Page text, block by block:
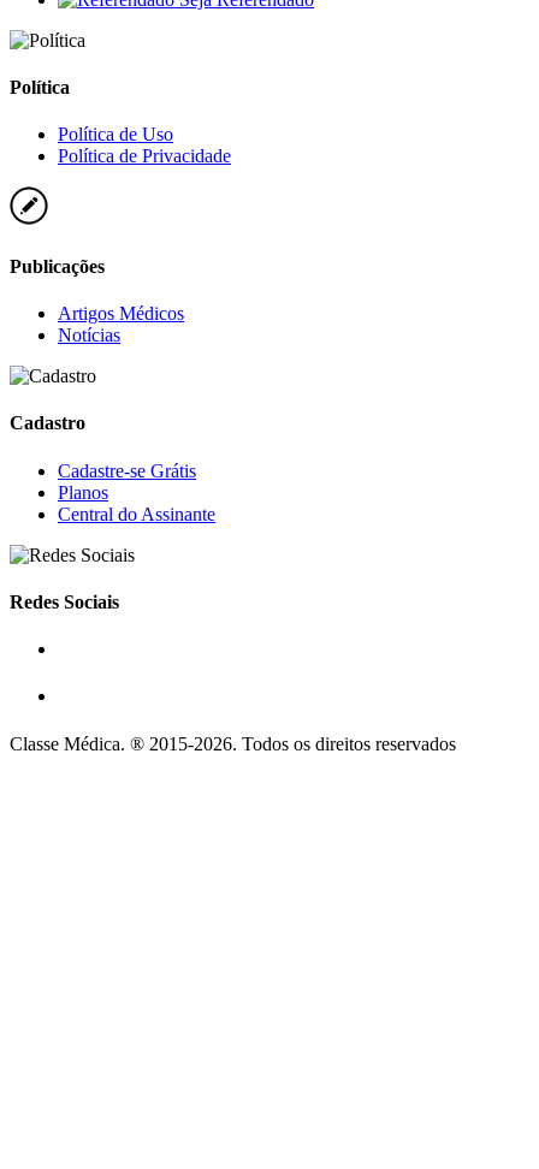
Política
Política de Uso
Política de Privacidade
Publicações
Artigos Médicos
Notícias
Cadastro
Cadastre-se Grátis
Planos
Central do Assinante
Redes Sociais
Classe Médica. ® 2015-2026. Todos os direitos reservados